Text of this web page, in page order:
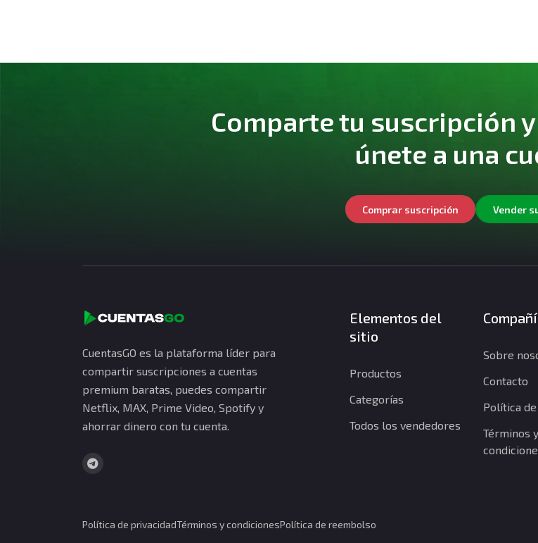
Comparte tu suscripción
únete a una
Comprar suscripción Vender
CuentasGO es la plataforma líder para
compartir suscripciones a cuentas
premium baratas, puedes compartir
Netflix, MAX, Prime Video, Spotify y
ahorrar dinero con tu cuenta.
Elementos del
sitio
Productos
Categorías
Todos los vendedores
Sobre
Contacto
Política
Términos y
Política de privacidadTérminos y condicionesPolítica de reembolso